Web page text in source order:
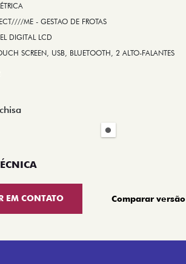
ME - GESTAO DE FROTAS
DIGITAL LCD
SCREEN, USB, BLUETOOTH, 2 ALTO-FALANTES
EM CONTATO Comparar versão